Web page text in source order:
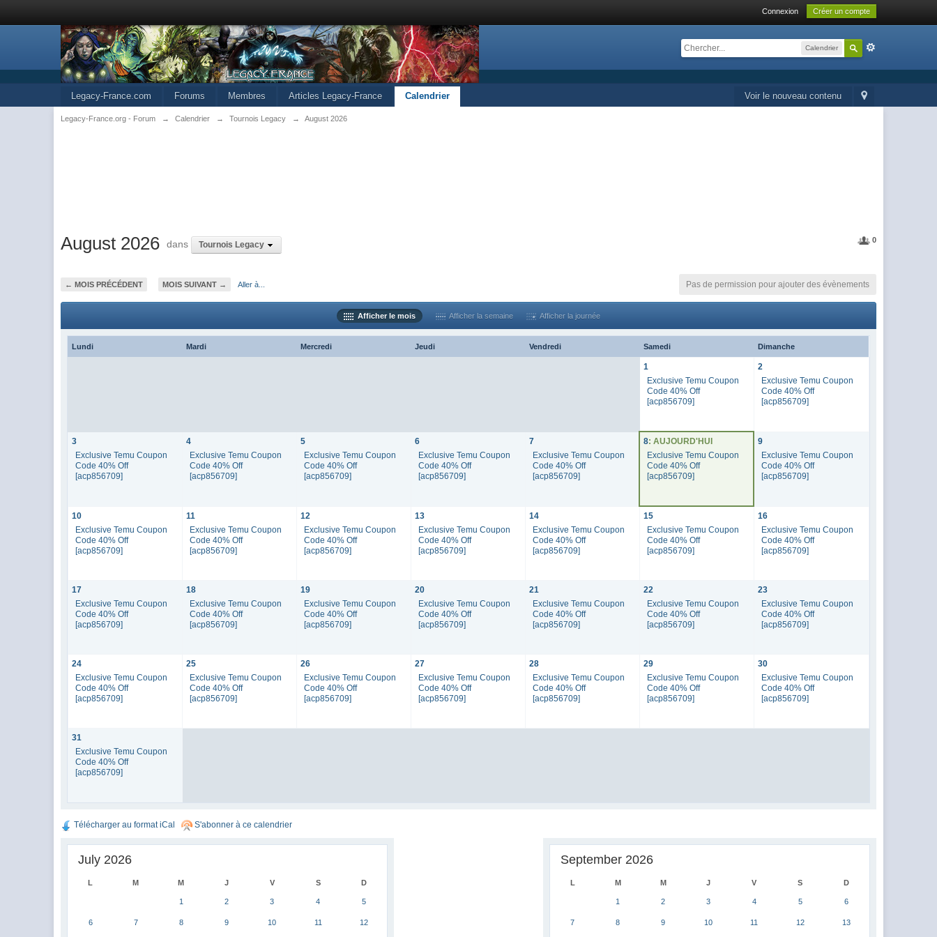
Connexion Créer un compte
Calendrier
Voir le nouveau contenu
Legacy-France.com Forums Membres Articles Legacy-France Calendrier
Legacy-France.org - Forum → Calendrier → Tournois Legacy → August 2026
0
August 2026 dans Tournois Legacy
← MOIS PRÉCÉDENT MOIS SUIVANT → Aller à... Pas de permission pour ajouter des évènements
Afficher le mois Afficher la semaine Afficher la journée
Lundi Mardi Mercredi Jeudi Vendredi Samedi Dimanche
1
Exclusive Temu Coupon
Code 40% Off
[acp856709]
2
Exclusive Temu Coupon
Code 40% Off
[acp856709]
3
Exclusive Temu Coupon
Code 40% Off
[acp856709]
4
Exclusive Temu Coupon
Code 40% Off
[acp856709]
5
Exclusive Temu Coupon
Code 40% Off
[acp856709]
6
Exclusive Temu Coupon
Code 40% Off
[acp856709]
7
Exclusive Temu Coupon
Code 40% Off
[acp856709]
8: AUJOURD'HUI
Exclusive Temu Coupon
Code 40% Off
[acp856709]
9
Exclusive Temu Coupon
Code 40% Off
[acp856709]
10
Exclusive Temu Coupon
Code 40% Off
[acp856709]
11
Exclusive Temu Coupon
Code 40% Off
[acp856709]
12
Exclusive Temu Coupon
Code 40% Off
[acp856709]
13
Exclusive Temu Coupon
Code 40% Off
[acp856709]
14
Exclusive Temu Coupon
Code 40% Off
[acp856709]
15
Exclusive Temu Coupon
Code 40% Off
[acp856709]
16
Exclusive Temu Coupon
Code 40% Off
[acp856709]
17
Exclusive Temu Coupon
Code 40% Off
[acp856709]
18
Exclusive Temu Coupon
Code 40% Off
[acp856709]
19
Exclusive Temu Coupon
Code 40% Off
[acp856709]
20
Exclusive Temu Coupon
Code 40% Off
[acp856709]
21
Exclusive Temu Coupon
Code 40% Off
[acp856709]
22
Exclusive Temu Coupon
Code 40% Off
[acp856709]
23
Exclusive Temu Coupon
Code 40% Off
[acp856709]
24
Exclusive Temu Coupon
Code 40% Off
[acp856709]
25
Exclusive Temu Coupon
Code 40% Off
[acp856709]
26
Exclusive Temu Coupon
Code 40% Off
[acp856709]
27
Exclusive Temu Coupon
Code 40% Off
[acp856709]
28
Exclusive Temu Coupon
Code 40% Off
[acp856709]
29
Exclusive Temu Coupon
Code 40% Off
[acp856709]
30
Exclusive Temu Coupon
Code 40% Off
[acp856709]
31
Exclusive Temu Coupon
Code 40% Off
[acp856709]
Télécharger au format iCal S'abonner à ce calendrier
July 2026
L M M J V S D
1 2 3 4 5
6 7 8 9 10 11 12
September 2026
L M M J V S D
1 2 3 4 5 6
7 8 9 10 11 12 13